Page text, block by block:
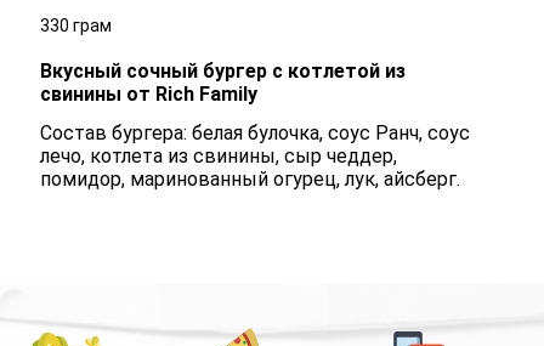
330 грам
Вкусный сочный бургер с котлетой из
свинины от Rich Family
Состав бургера: белая булочка, соус Ранч, соус
лечо, котлета из свинины, сыр чеддер,
помидор, маринованный огурец, лук, айсберг.